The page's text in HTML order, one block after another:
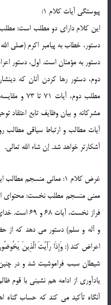
پيوستگي آيات کلام 1:
دستور، خطاب به پيامبر اکرم (صلي
دستور به مؤمنان است. اول، دستور
دوم، دستور رها کردن آنان که
مطلب دوم،
مشرکانه و بيان وظايف تابع اعتقاد
آيات مطالب و ارتباط سياقي
آشکارتر خواهد شد. إن شاء الله تعالي.
غرض کلام 1: معاني منسجم مطالب اين کلام بدين شرح است:
معني منسجم مطلب نخست: محتواي
فراز نخست،
و آله و سلم) دستور مي دهد که از
اعراض کند (: وَإِذَا رَأَيْتَ الَّذِينَ
شيطان سبب فراموشيت شد و در
يادآوري از ادامه هم نشيني با قوم
آنگاه تأکيد مي کند که حساب گناه